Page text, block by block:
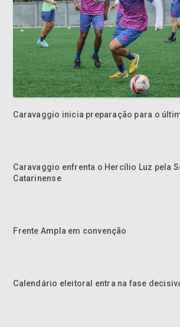
Caravaggio inicia preparação para o
Caravaggio enfrenta o Hercílio Luz pela
Catarinense
Frente Ampla em convenção
Calendário eleitoral entra na fase